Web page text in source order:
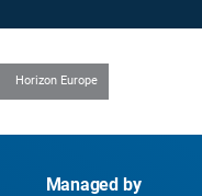
Horizon Europe
Managed by